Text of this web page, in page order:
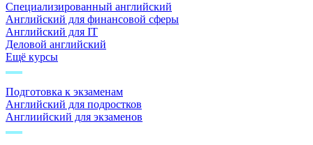
Специализированный английский
Английский для финансовой сферы
Английский для IT
Деловой английский
Ещё курсы
Подготовка к экзаменам
Английский для подростков
Англиийский для экзаменов